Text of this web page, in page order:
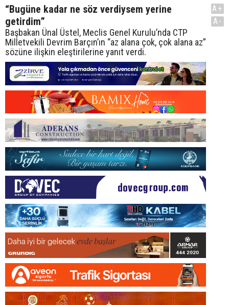
“Bugüne kadar ne söz verdiysem yerine
getirdim”
Başbakan Ünal Üstel, Meclis Genel Kurulu’nda CTP
Milletvekili Devrim Barçın’ın “az alana çok, çok alana az”
sözüne ilişkin eleştirilerine yanıt verdi.
A+
A-